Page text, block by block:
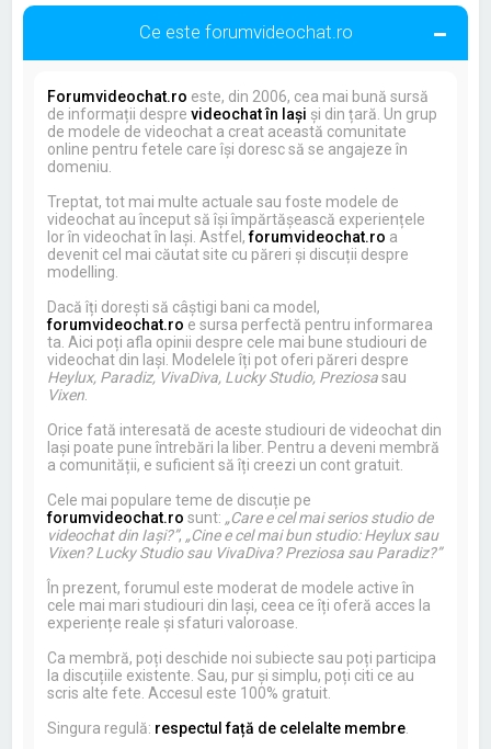
Ce este forumvideochat.ro
Forumvideochat.ro este, din 2006, cea mai bună sursă
de informații desprevideochat în Iași și din țară. Un grup
de modele de videochat a creat această comunitate
online pentru fetele care își doresc să se angajeze în
domeniu.
Treptat, tot mai multe actuale sau foste modele de
videochat au început să își împărtășească experiențele
lor în videochat în Iași. Astfel,forumvideochat.ro a
devenit cel mai căutat site cu păreri și discuții despre
modelling.
Dacă îți dorești să câștigi bani ca model,
forumvideochat.ro e sursa perfectă pentru informarea
ta. Aici poți afla opinii despre cele mai bune studiouri de
videochat din Iași. Modelele îți pot oferi păreri despre
Heylux, Paradiz, VivaDiva, Lucky Studio, Preziosasau
Vixen
Orice fată interesată de aceste studiouri de videochat din
Iași poate pune întrebări la liber. Pentru a deveni membră
a comunității, e suficient să îți creezi un cont gratuit.
Cele mai populare teme de discuție pe
forumvideochat.ro sunt: „Care e cel mai serios studio de
videochat din Iași?”, „Cine e cel mai bun studio: Heylux sau
Vixen? Lucky Studio sau VivaDiva? Preziosa sau Paradiz?”
În prezent, forumul este moderat de modele active în
cele mai mari studiouri din Iași, ceea ce îți oferă acces la
experiențe reale și sfaturi valoroase.
Ca membră, poți deschide noi subiecte sau poți participa
la discuțiile existente. Sau, pur și simplu, poți citi ce au
scris alte fete. Accesul este 100% gratuit.
Singura regulă: respectul față de celelalte membre